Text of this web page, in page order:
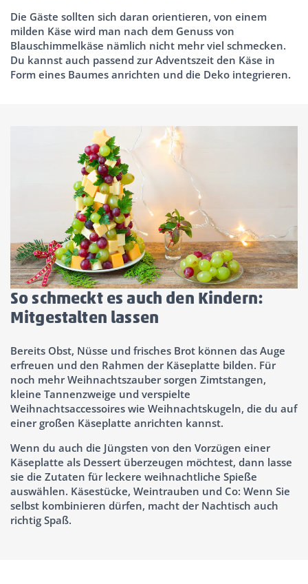
Die Gäste sollten sich daran orientieren, von einem
milden Käse wird man nach dem Genuss von
Blauschimmelkäse nämlich nicht mehr viel schmecken.
Du kannst auch passend zur Adventszeit den Käse in
Form eines Baumes anrichten und die Deko integrieren.
So schmeckt es auch den Kindern:
Mitgestalten lassen
Bereits Obst, Nüsse und frisches Brot können das Auge
erfreuen und den Rahmen der Käseplatte bilden. Für
noch mehr Weihnachtszauber sorgen Zimtstangen,
kleine Tannenzweige und verspielte
Weihnachtsaccessoires wie Weihnachtskugeln, die du auf
einer großen Käseplatte anrichten kannst.
Wenn du auch die Jüngsten von den Vorzügen einer
Käseplatte als Dessert überzeugen möchtest, dann lasse
sie die Zutaten für leckere weihnachtliche Spieße
auswählen. Käsestücke, Weintrauben und Co: Wenn Sie
selbst kombinieren dürfen, macht der Nachtisch auch
richtig Spaß.